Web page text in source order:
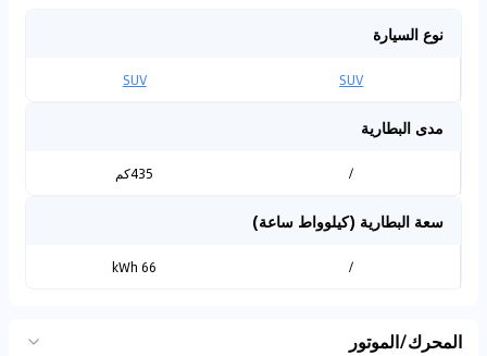
نوع السيارة
SUV
SUV
مدى البطارية
/ 435كم
سعة البطارية (كيلوواط ساعة)
/
66 kWh
المحرك/الموتور